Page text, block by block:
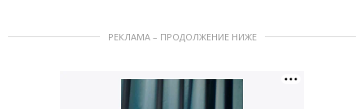
РЕКЛАМА – ПРОДОЛЖЕНИЕ НИЖЕ